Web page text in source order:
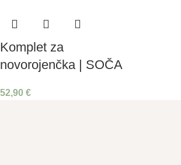
Komplet za
novorojenčka | SOČA
52,90 €